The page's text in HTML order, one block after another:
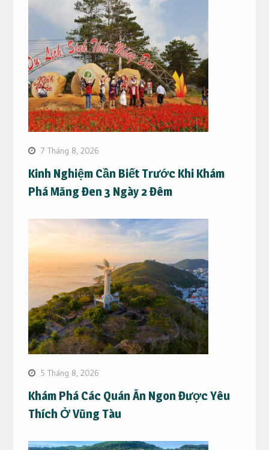
7 Tháng 8, 2026
Kinh Nghiệm Cần Biết Trước Khi Khám
Phá Măng Đen 3 Ngày 2 Đêm
5 Tháng 8, 2026
Khám Phá Các Quán Ăn Ngon Được Yêu
Thích Ở Vũng Tàu